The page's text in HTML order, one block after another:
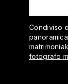
Condiviso
fotografo